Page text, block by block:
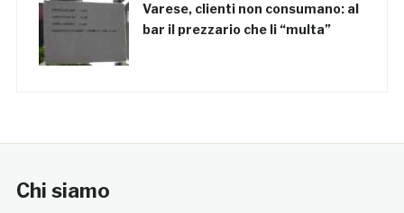
Varese, clienti non consumano: al
bar il prezzario che li “multa”
Chi siamo